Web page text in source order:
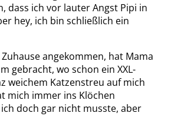
dass ich vor lauter Angst Pipi in
hey, ich bin schließlich ein
angekommen, hat Mama
gebracht, wo schon ein XXL-
weichem Katzenstreu auf mich
mich immer ins Klöchen
doch gar nicht musste, aber